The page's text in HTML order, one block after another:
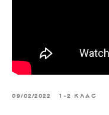
09/02/2022 1-2 КЛАС